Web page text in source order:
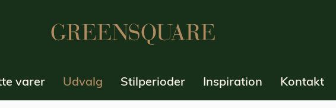
varer Udvalg Stilperioder Inspiration Kontakt